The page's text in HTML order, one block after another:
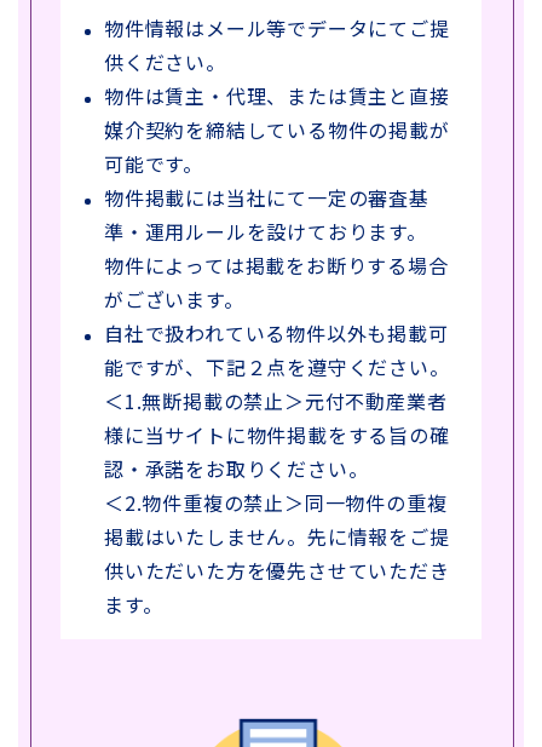
物件情報はメール等でデータにてご提
供ください。
物件は賃主・代理、または賃主と直接
媒介契約を締結している物件の掲載が
可能です。
物件掲載には当社にて一定の審査基
準・運用ルールを設けております。
物件によっては掲載をお断りする場合
がございます。
自社で扱われている物件以外も掲載可
能ですが、下記２点を遵守ください。
＜1.無断掲載の禁止＞元付不動産業者
様に当サイトに物件掲載をする旨の確
認・承諾をお取りください。
＜2.物件重複の禁止＞同一物件の重複
掲載はいたしません。先に情報をご提
供いただいた方を優先させていただき
ます。